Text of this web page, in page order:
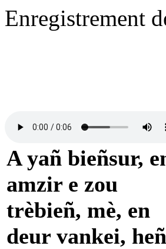
Enregistrement
A yañ bieñsur,
amzir e zou
trèbieñ, mè, en
deur vankei,